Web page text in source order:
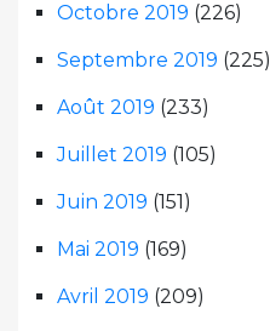
Octobre 2019 (226)
Septembre 2019 (225)
Août 2019 (233)
Juillet 2019 (105)
Juin 2019 (151)
Mai 2019 (169)
Avril 2019 (209)